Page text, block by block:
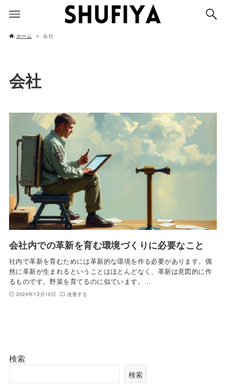
ホーム 会社
会社
会社内での革新を育む環境づくりに必要なこと
社内で革新を育むためには革新的な環境を作る必要があります。偶
然に革新が生まれるということはほとんどなく、革新は意図的に作
るものです。野菜を育てるのに似ています。…
2024年12月10日 改善する
検索
検索